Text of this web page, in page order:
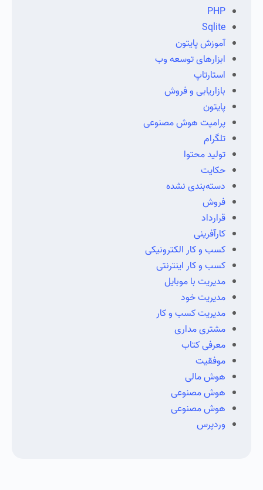
PHP
Sqlite
آموزش پایتون
ابزارهای توسعه وب
استارتاپ
بازاریابی و فروش
پایتون
پرامپت هوش مصنوعی
تلگرام
تولید محتوا
حکایت
دسته‌بندی نشده
فروش
قرارداد
کارآفرینی
کسب و کار الکترونیکی
کسب و کار اینترنتی
مدیریت با موبایل
مدیریت خود
مدیریت کسب و کار
مشتری مداری
معرفی کتاب
موفقیت
هوش مالی
هوش مصنوعی
هوش مصنوعی
وردپرس